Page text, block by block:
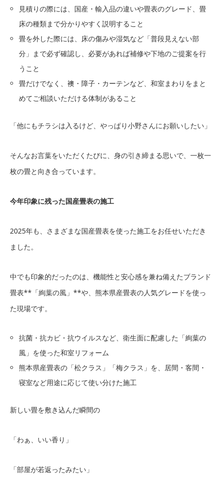
見積りの際には、国産・輸入品の違いや畳表のグレード、畳
床の種類まで分かりやすく説明すること
畳を外した際には、床の傷みや湿気など「普段見えない部
分」まで必ず確認し、必要があれば補修や下地のご提案を行
うこと
畳だけでなく、襖・障子・カーテンなど、和室まわりをまと
めてご相談いただける体制があること
「他にもチラシは入るけど、やっぱり小野さんにお願いしたい」
そんなお言葉をいただくたびに、身の引き締まる思いで、一枚一
枚の畳と向き合っています。
今年印象に残った国産畳表の施工
2025年も、さまざまな国産畳表を使った施工をお任せいただき
ました。
中でも印象的だったのは、機能性と安心感を兼ね備えたブランド
畳表**「絢葉の風」**や、熊本県産畳表の人気グレードを使っ
た現場です。
抗菌・抗カビ・抗ウイルスなど、衛生面に配慮した「絢葉の
風」を使った和室リフォーム
熊本県産畳表の「松クラス」「梅クラス」を、居間・客間・
寝室など用途に応じて使い分けた施工
新しい畳を敷き込んだ瞬間の
「わぁ、いい香り」
「部屋が若返ったみたい」